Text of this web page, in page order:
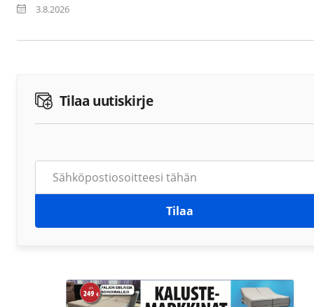
3.8.2026
Tilaa uutiskirje
Tilaa